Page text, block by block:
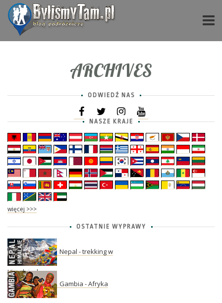
ARCHIVES
ODWIEDŹ NAS
NASZE KRAJE
więcej >>>
OSTATNIE WYPRAWY
Nepal - trekking w
Himalajach
Gambia - Afryka